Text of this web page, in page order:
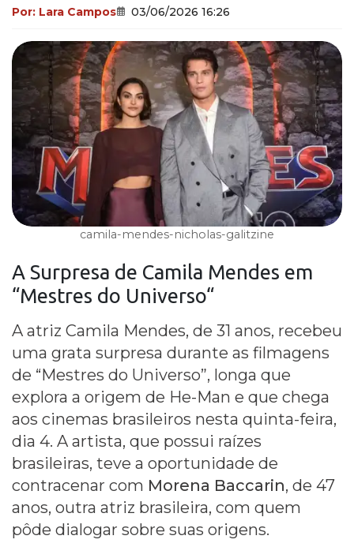
Por: Lara Campos 03/06/2026 16:26
camila-mendes-nicholas-galitzine
A Surpresa de Camila Mendes em
“Mestres do Universo“
A atriz Camila Mendes, de 31 anos, recebeu
uma grata surpresa durante as filmagens
de “Mestres do Universo”, longa que
explora a origem de He-Man e que chega
aos cinemas brasileiros nesta quinta-feira,
dia 4. A artista, que possui raízes
brasileiras, teve a oportunidade de
contracenar com Morena Baccarin, de 47
anos, outra atriz brasileira, com quem
pôde dialogar sobre suas origens.